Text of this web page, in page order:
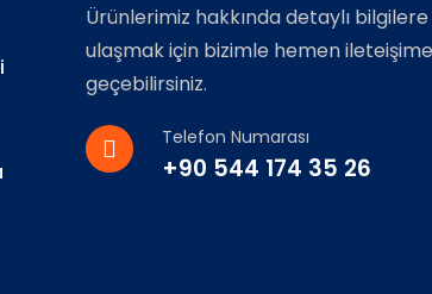
Ürünlerimiz hakkında detaylı bilgilere
ulaşmak için bizimle hemen ileteişime
geçebilirsiniz.
Telefon Numarası
+90 544 174 35 26